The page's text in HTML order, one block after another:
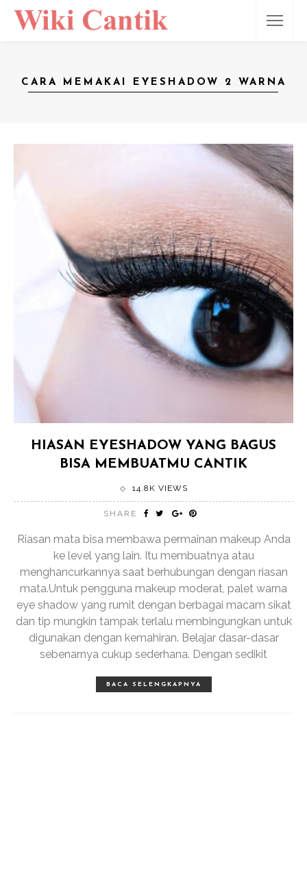
CARA MEMAKAI EYESHADOW 2 WARNA
HIASAN EYESHADOW YANG BAGUS
BISA MEMBUATMU CANTIK
14.8K VIEWS
SHARE
Riasan mata bisa membawa permainan makeup Anda
ke level yang lain. Itu membuatnya atau
menghancurkannya saat berhubungan dengan riasan
mata.Untuk pengguna makeup moderat, palet warna
eye shadow yang rumit dengan berbagai macam sikat
dan tip mungkin tampak terlalu membingungkan untuk
digunakan dengan kemahiran. Belajar dasar-dasar
sebenarnya cukup sederhana. Dengan sedikit
BACA SELENGKAPNYA